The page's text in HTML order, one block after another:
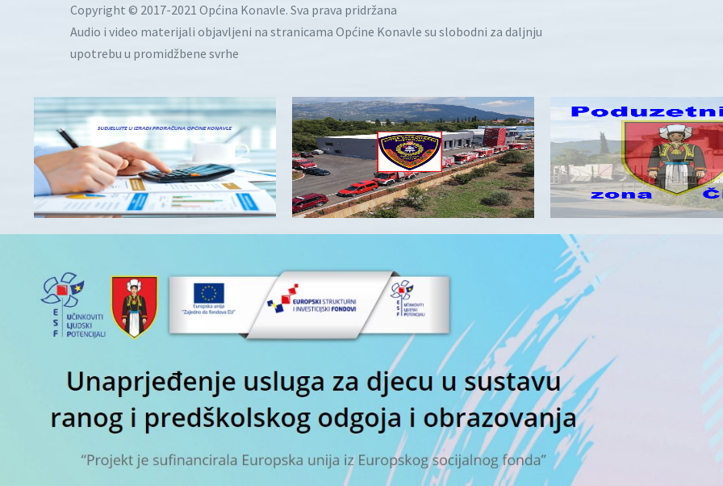
Copyright © 2017-2021 Općina Konavle. Sva prava pridržana
Audio i video materijali objavljeni na stranicama Općine Konavle su slobodni za daljnju
upotrebu u promidžbene svrhe